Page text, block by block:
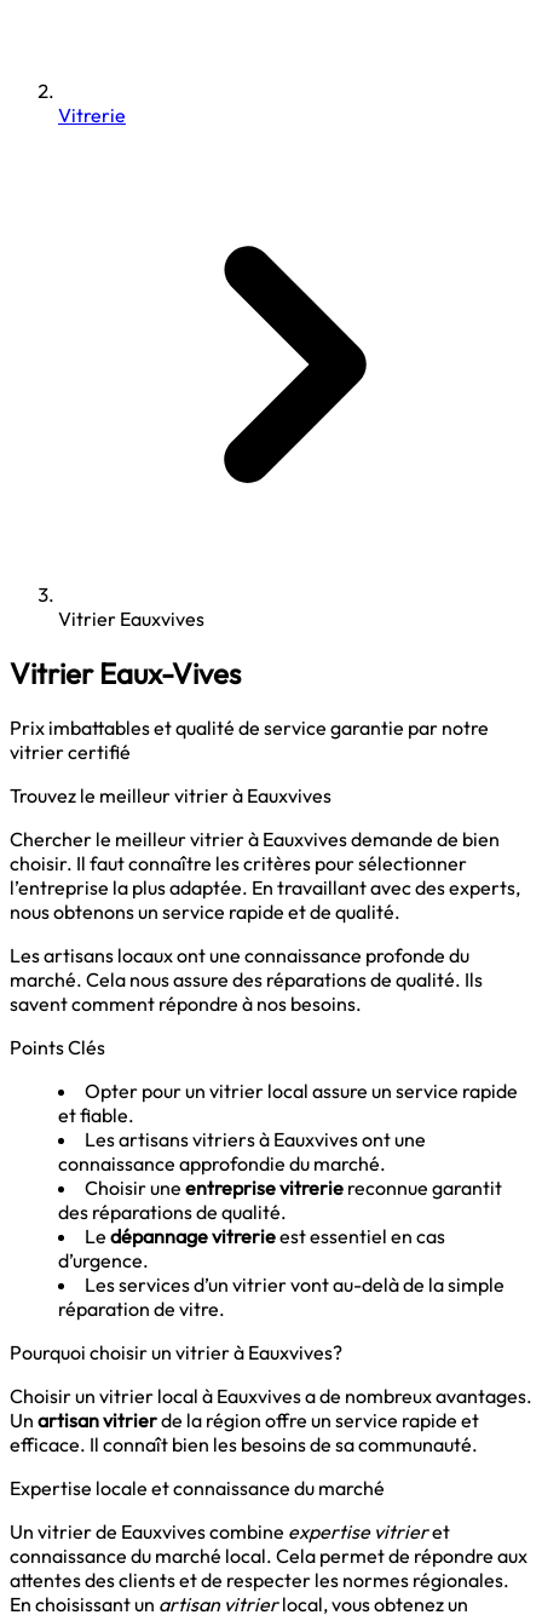
Vitrerie
Vitrier Eauxvives
Vitrier Eaux-Vives
Prix imbattables et qualité de service garantie par notre
vitrier certifié
Trouvez le meilleur vitrier à Eauxvives
Chercher le meilleur vitrier à Eauxvives demande de bien
choisir. Il faut connaître les critères pour sélectionner
l’entreprise la plus adaptée. En travaillant avec des experts,
nous obtenons un service rapide et de qualité.
Les artisans locaux ont une connaissance profonde du
marché. Cela nous assure des réparations de qualité. Ils
savent comment répondre à nos besoins.
Points Clés
Opter pour un vitrier local assure un service rapide
et fiable.
Les artisans vitriers à Eauxvives ont une
connaissance approfondie du marché.
Choisir une entreprise vitrerie reconnue garantit
des réparations de qualité.
Le dépannage vitrerieest essentiel en cas
d’urgence.
Les services d’un vitrier vont au-delà de la simple
réparation de vitre.
Pourquoi choisir un vitrier à Eauxvives?
Choisir un vitrier local à Eauxvives a de nombreux avantages.
Un artisan vitrierde la région offre un service rapide et
efficace. Il connaît bien les besoins de sa communauté.
Expertise locale et connaissance du marché
Un vitrier de Eauxvives combine expertise vitrieret
connaissance du marché local. Cela permet de répondre aux
attentes des clients et de respecter les normes régionales.
En choisissant un artisan vitrierlocal, vous obtenez un